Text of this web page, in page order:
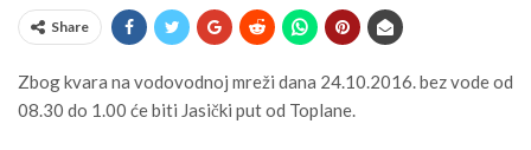
Share
Zbog kvara na vodovodnoj mreži dana 24.10.2016. bez vode od
08.30 do 1.00 će biti Jasički put od Toplane.